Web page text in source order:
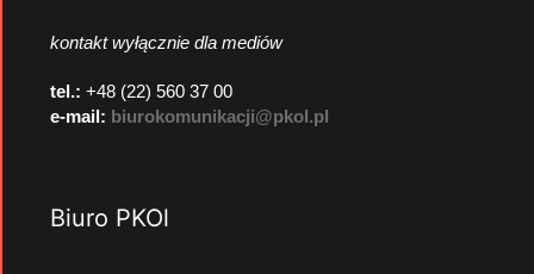
kontakt wyłącznie dla mediów
tel.: +48 (22) 560 37 00
e-mail: biurokomunikacji@pkol.pl
Biuro PKOl